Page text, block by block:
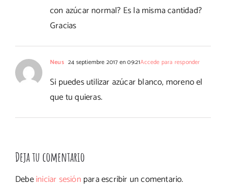
con azúcar normal? Es la misma cantidad?
Gracias
Neus 24 septiembre 2017 en 09:21Accede para responder
Si puedes utilizar azúcar blanco, moreno el
que tu quieras.
Deja tu comentario
Debeiniciar sesión para escribir un comentario.